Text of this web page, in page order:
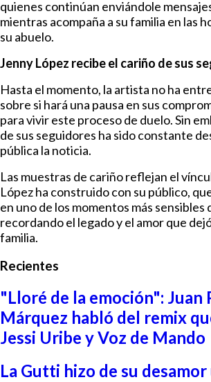
quienes continúan enviándole
mientras acompaña a su familia en las
su abuelo.
Jenny López recibe el cariño de sus
Hasta el momento, la artista no ha
sobre si hará una pausa en sus
para vivir este proceso de duelo. Sin
de sus seguidores ha sido constante
pública la noticia.
Las muestras de cariño reflejan el
López ha construido con su público,
en uno de los momentos más sensibles
recordando el legado y el amor que
familia.
Recientes
"Lloré de la emoción": Juan
Márquez habló del remix
Jessi Uribe y Voz de Mando
La Gutti hizo de su